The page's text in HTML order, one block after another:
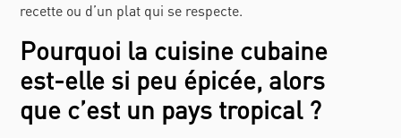
recette ou d’un plat qui se respecte.
Pourquoi la cuisine cubaine
est-elle si peu épicée, alors
que c’est un pays tropical ?